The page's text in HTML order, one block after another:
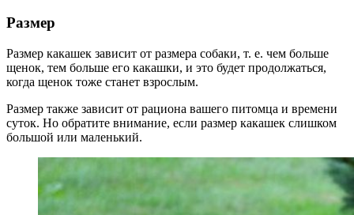
Размер
Размер какашек зависит от размера собаки, т. е. чем больше
щенок, тем больше его какашки, и это будет продолжаться,
когда щенок тоже станет взрослым.
Размер также зависит от рациона вашего питомца и времени
суток. Но обратите внимание, если размер какашек слишком
большой или маленький.